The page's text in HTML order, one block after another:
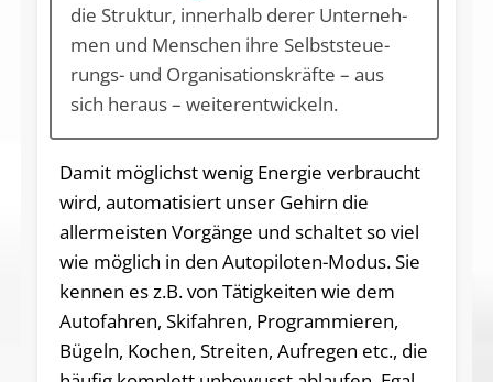
die Struk­tur, in­ner­halb de­rer Un­ter­neh­
men und Men­schen ih­re Selbst­steue­
rungs- und Or­ga­ni­sa­ti­ons­kräf­te – aus
sich her­aus – wei­ter­ent­wi­ckeln.
Damit möglichst wenig Energie verbraucht
wird, automatisiert unser Gehirn die
allermeisten Vorgänge und schaltet so viel
wie möglich in den Autopiloten-Modus. Sie
kennen es z.B. von Tätigkeiten wie dem
Autofahren, Skifahren, Programmieren,
Bügeln, Kochen, Streiten, Aufregen etc., die